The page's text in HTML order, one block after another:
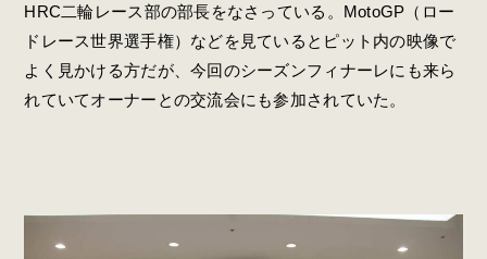
HRC二輪レース部の部長をなさっている。MotoGP（ロー
ドレース世界選手権）などを見ているとピット内の映像で
よく見かける方だが、今回のシーズンフィナーレにも来ら
れていてオーナーとの交流会にも参加されていた。